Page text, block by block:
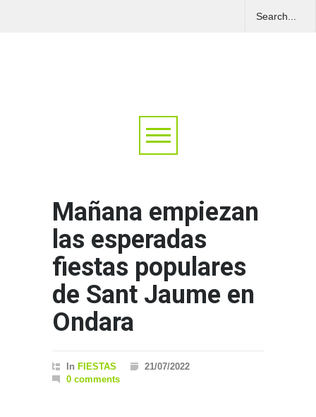
Mañana empiezan
las esperadas
fiestas populares
de Sant Jaume en
Ondara
In FIESTAS
21/07/2022
0 comments